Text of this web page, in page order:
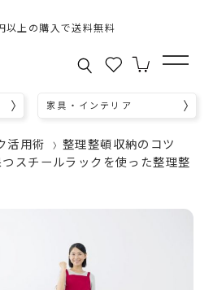
以上の購入で送料無料
家具・インテリア
活用術
整理整頓収納のコツ
スチールラックを使った整理整